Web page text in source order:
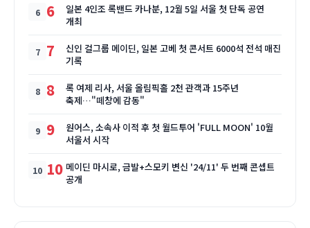
6
일본 4인조 록밴드 카나분, 12월 5일 서울 첫 단독 공연
개최
7
신인 걸그룹 메이딘, 일본 고베 첫 콘서트 6000석 전석 매진
기록
8
록 여제 리사, 서울 올림픽홀 2천 관객과 15주년
축제…"떼창에 감동"
9
원어스, 소속사 이적 후 첫 월드투어 'FULL MOON' 10월
서울서 시작
10 메이딘 마시로, 금발+스모키 변신 '24/11' 두 번째 콘셉트
공개